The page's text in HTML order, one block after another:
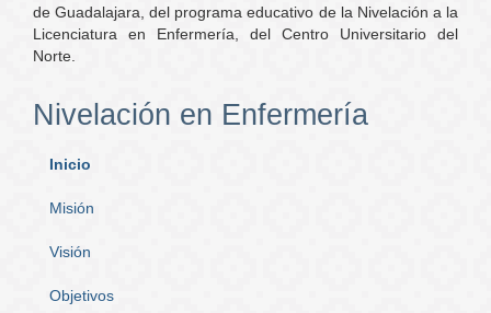
de Guadalajara, del programa educativo de la Nivelación a la
Licenciatura en Enfermería, del Centro Universitario del
Norte.
Nivelación en Enfermería
Inicio
Misión
Visión
Objetivos